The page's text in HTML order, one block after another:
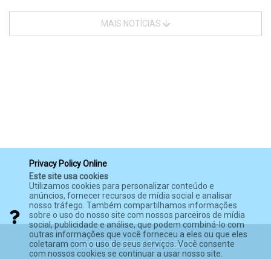
MAIS NOTÍCIAS
Privacy Policy Online
Este site usa cookies
Utilizamos cookies para personalizar conteúdo e
anúncios, fornecer recursos de mídia social e analisar
nosso tráfego. Também compartilhamos informações
sobre o uso do nosso site com nossos parceiros de mídia
social, publicidade e análise, que podem combiná-lo com
outras informações que você forneceu a eles ou que eles
coletaram com o uso de seus serviços. Você consente
com nossos cookies se continuar a usar nosso site.